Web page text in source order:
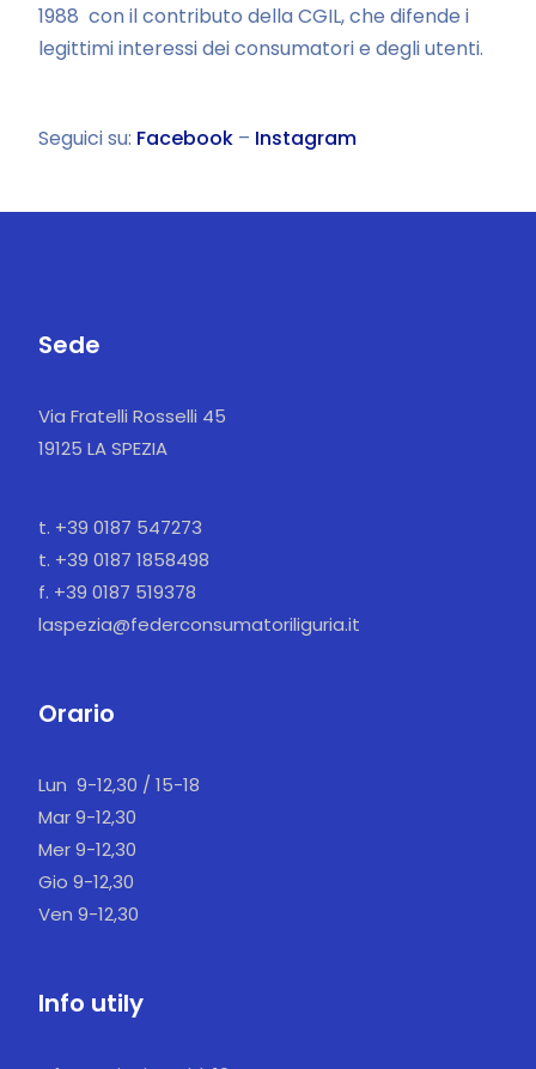
1988 con il contributo della CGIL, che difende i
legittimi interessi dei consumatori e degli utenti.
Seguici su: Facebook – Instagram
Sede
Via Fratelli Rosselli 45
19125 LA SPEZIA
t. +39 0187 547273
t. +39 0187 1858498
f. +39 0187 519378
laspezia@federconsumatoriliguria.it
Orario
Lun 9-12,30 / 15-18
Mar 9-12,30
Mer 9-12,30
Gio 9-12,30
Ven 9-12,30
Info utily